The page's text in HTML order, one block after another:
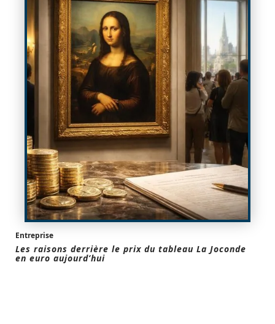
Entreprise
Les raisons derrière le prix du tableau La Joconde
en euro aujourd’hui